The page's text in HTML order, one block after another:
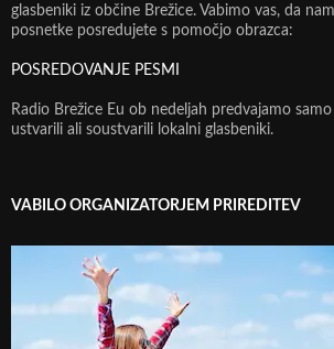
glasbeniki iz občine Brežice. Vabimo vas, da
posnetke posredujete s pomočjo obrazca:
POSREDOVANJE PESMI
Radio Brežice Eu ob nedeljah predvajamo
ustvarili ali soustvarili lokalni glasbeniki.
VABILO ORGANIZATORJEM PRIREDITEV